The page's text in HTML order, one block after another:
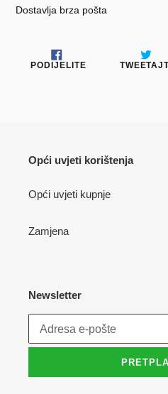
Dostavlja brza pošta
PODIJELITEPODIJELITE
Opći uvjeti korištenja
Opći uvjeti kupnje
Zamjena
Newsletter